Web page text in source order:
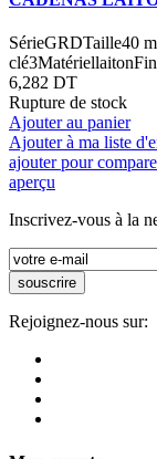
SérieGRDTaille40
6,282 DT
Rupture de stock
Ajouter au panier
Ajouter à ma liste
ajouter pour
aperçu
Inscrivez-vous à la
souscrire
Rejoignez-nous sur: